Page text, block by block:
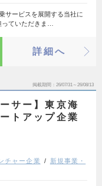
サービスを展開する当社に
ていただきま…
詳細へ
掲載期間 26/07/31～26/08/13
サー】東京海
トアップ企業
チャー企業
新規事業・